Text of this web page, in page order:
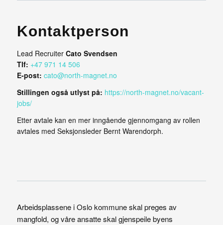
Kontaktperson
Lead Recruiter Cato Svendsen
Tlf: +47 971 14 506
E-post: cato@north-magnet.no
Stillingen også utlyst på: https://north-magnet.no/vacant-
jobs/
Etter avtale kan en mer inngående gjennomgang av rollen
avtales med Seksjonsleder Bernt Warendorph.
Arbeidsplassene i Oslo kommune skal preges av
mangfold, og våre ansatte skal gjenspeile byens